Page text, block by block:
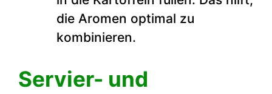
die Aromen optimal zu
kombinieren.
Servier- und